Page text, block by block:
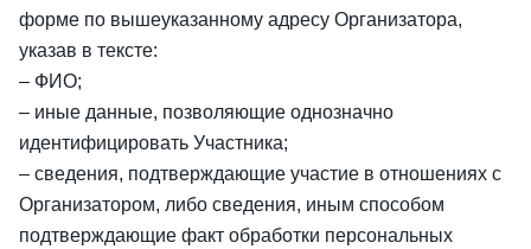
форме по вышеуказанному адресу Организатора,
указав в тексте:
– ФИО;
– иные данные, позволяющие однозначно
идентифицировать Участника;
– сведения, подтверждающие участие в отношениях с
Организатором, либо сведения, иным способом
подтверждающие факт обработки персональных